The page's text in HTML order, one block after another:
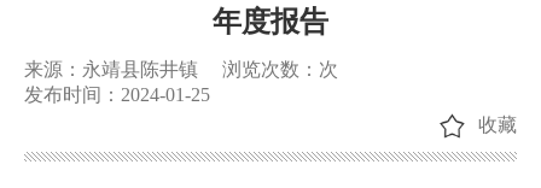
年度报告
来源：永靖县陈井镇 浏览次数： 次
发布时间：2024-01-25
收藏